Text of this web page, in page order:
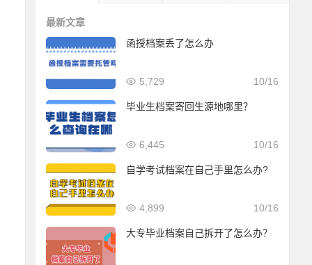
最新文章
函授档案丢了怎么办
10/16
5,729
毕业生档案寄回生源地哪里？
10/16
6,445
自学考试档案在自己手里怎么办?
10/16
4,899
大专毕业档案自己拆开了怎么办？